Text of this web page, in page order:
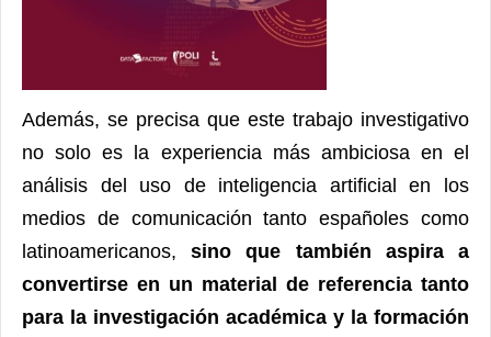
Además, se precisa que este trabajo investigativo
no solo es la experiencia más ambiciosa en el
análisis del uso de inteligencia artificial en los
medios de comunicación tanto españoles como
latinoamericanos,sino que también aspira a
convertirse en un material de referencia tanto
para la investigación académica y la formación